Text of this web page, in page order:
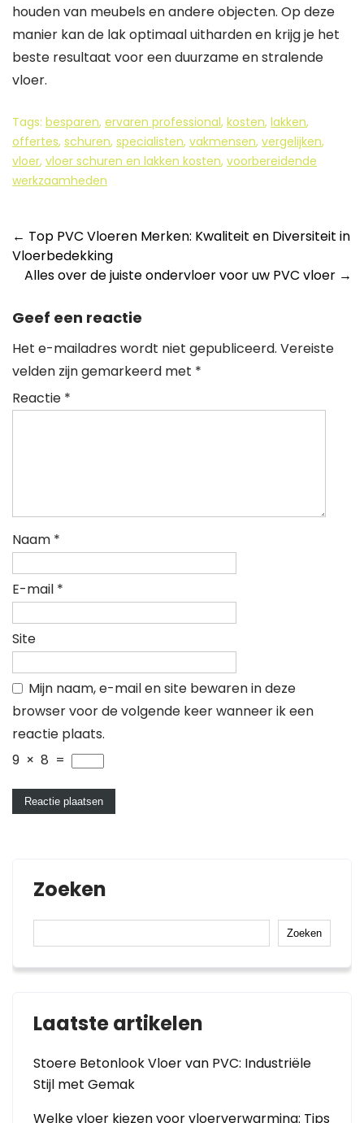
houden van meubels en andere objecten. Op deze
manier kan de lak optimaal uitharden en krijg je het
beste resultaat voor een duurzame en stralende
vloer.
Tags: besparen, ervaren professional, kosten, lakken,
offertes, schuren, specialisten, vakmensen, vergelijken,
vloer, vloer schuren en lakken kosten, voorbereidende
werkzaamheden
Berichtnavigatie
← Top PVC Vloeren Merken: Kwaliteit en Diversiteit in
Vloerbedekking
Alles over de juiste ondervloer voor uw PVC vloer →
Geef een reactie
Het e-mailadres wordt niet gepubliceerd. Vereiste
velden zijn gemarkeerd met *
Reactie *
Naam *
E-mail *
Site
Mijn naam, e-mail en site bewaren in deze
browser voor de volgende keer wanneer ik een
reactie plaats.
9 × 8 =
Zoeken
Zoeken
Laatste artikelen
Stoere Betonlook Vloer van PVC: Industriële
Stijl met Gemak
Welke vloer kiezen voor vloerverwarming: Tips